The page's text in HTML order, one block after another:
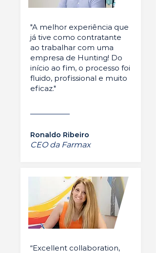
"A melhor experiência que
já tive como contratante
ao trabalhar com uma
empresa de Hunting! Do
início ao fim, o processo foi
fluido, profissional e muito
eficaz."
Ronaldo Ribeiro
CEO da Farmax
“Excellent collaboration,